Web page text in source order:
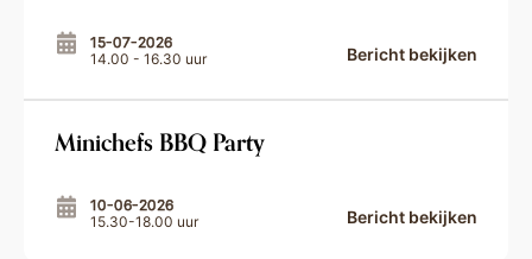
15-07-2026
14.00 - 16.30 uur
Bericht bekijken
Minichefs BBQ Party
10-06-2026
15.30-18.00 uur
Bericht bekijken